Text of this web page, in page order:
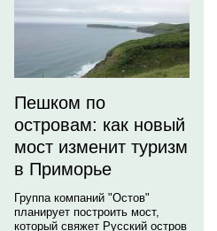
Пешком по
островам: как новый
мост изменит туризм
в Приморье
Группа компаний "Остов"
планирует построить мост,
который свяжет Русский остров